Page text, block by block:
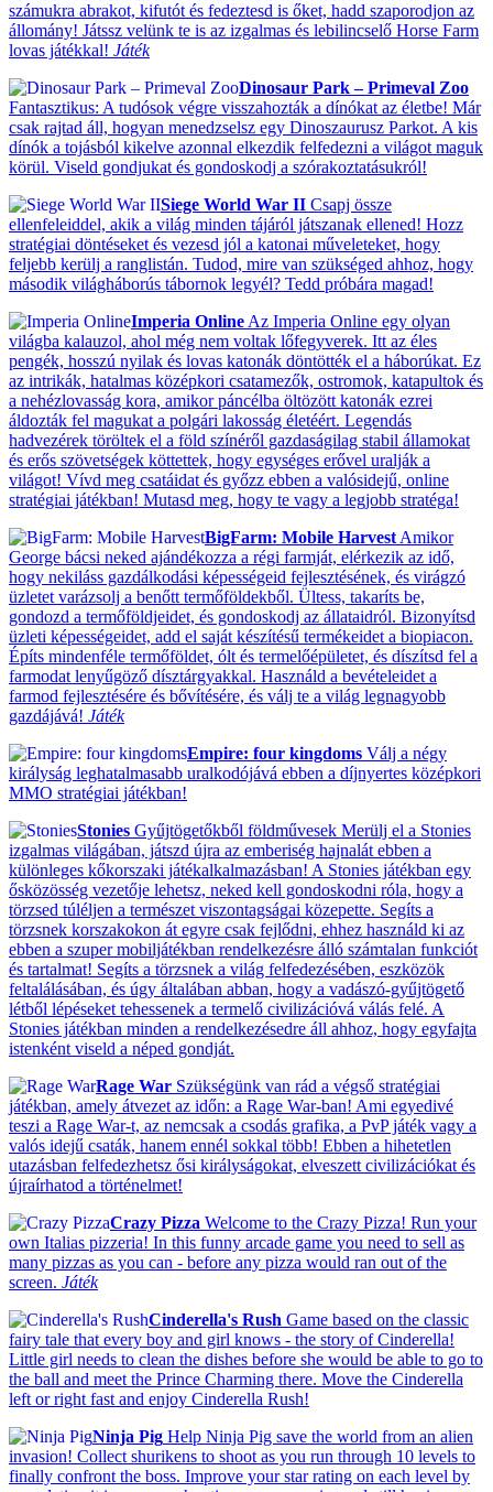
számukra abrakot, kifutót és fedeztesd is őket, hadd szaporodjon az
állomány! Játssz velünk te is az izgalmas és lebilincselő Horse Farm
lovas játékkal! Játék
Dinosaur Park – Primeval Zoo
Fantasztikus: A tudósok végre visszahozták a dínókat az életbe! Már
csak rajtad áll, hogyan menedzselsz egy Dinoszaurusz Parkot. A kis
dínók a tojásból kikelve azonnal elkezdik felfedezni a világot maguk
körül. Viseld gondjukat és gondoskodj a szórakoztatásukról!
Siege World War II Csapj össze
ellenfeleiddel, akik a világ minden tájáról játszanak ellened! Hozz
stratégiai döntéseket és vezesd jól a katonai műveleteket, hogy
feljebb kerülj a ranglistán. Tudod, mire van szükséged ahhoz, hogy
második világháborús tábornok legyél? Tedd próbára magad!
Imperia Online Az Imperia Online egy olyan
világba kalauzol, ahol még nem voltak lőfegyverek. Itt az éles
pengék, hosszú nyilak és lovas katonák döntötték el a háborúkat. Ez
az intrikák, hatalmas középkori csatamezők, ostromok, katapultok és
a nehézlovasság kora, amikor páncélba öltözött katonák ezrei
áldozták fel magukat a polgári lakosság életéért. Legendás
hadvezérek töröltek el a föld színéről gazdaságilag stabil államokat
és erős szövetségek köttettek, hogy egységes erővel uralják a
világot! Vívd meg csatáidat és győzz ebben a valósidejű, online
stratégiai játékban! Mutasd meg, hogy te vagy a legjobb stratéga!
BigFarm: Mobile Harvest Amikor
George bácsi neked ajándékozza a régi farmját, elérkezik az idő,
hogy nekiláss gazdálkodási képességeid fejlesztésének, és virágzó
üzletet varázsolj a benőtt termőföldekből. Ültess, takaríts be,
gondozd a termőföldjeidet, és gondoskodj az állataidról. Bizonyítsd
üzleti képességeidet, add el saját készítésű termékeidet a biopiacon.
Építs mindenféle termőföldet, ólt és termelőépületet, és díszítsd fel a
farmodat lenyűgöző dísztárgyakkal. Használd a bevételeidet a
farmod fejlesztésére és bővítésére, és válj te a világ legnagyobb
gazdájává! Játék
Empire: four kingdoms Válj a négy
királyság leghatalmasabb uralkodójává ebben a díjnyertes középkori
MMO stratégiai játékban!
Stonies Gyűjtögetőkből földművesek Merülj el a Stonies
izgalmas világában, játszd újra az emberiség hajnalát ebben a
különleges kőkorszaki játékalkalmazásban! A Stonies játékban egy
ősközösség vezetője lehetsz, neked kell gondoskodni róla, hogy a
törzsed túléljen a természet viszontagságai közepette. Segíts a
törzsnek korszakokon át egyre csak fejlődni, ehhez használd ki az
ebben a szuper mobiljátékban rendelkezésre álló számtalan funkciót
és tartalmat! Segíts a törzsnek a világ felfedezésében, eszközök
feltalálásában, és úgy általában abban, hogy a vadászó-gyűjtögető
létből lépéseket tehessenek a termelő civilizációvá válás felé. A
Stonies játékban minden a rendelkezésedre áll ahhoz, hogy egyfajta
istenként viseld a néped gondját.
Rage War Szükségünk van rád a végső stratégiai
játékban, amely átvezet az időn: a Rage War-ban! Ami egyedivé
teszi a Rage War-t, az nemcsak a csodás grafika, a PvP játék vagy a
valós idejű csaták, hanem ennél sokkal több! Ebben a hihetetlen
utazásban felfedezhetsz ősi királyságokat, elveszett civilizációkat és
újraírhatod a történelmet!
Crazy Pizza Welcome to the Crazy Pizza! Run your
own Italias pizzeria! In this funny arcade game you need to sell as
many pizzas as you can - before any pizza would ran out of the
screen. Játék
Cinderella's Rush Game based on the classic
fairy tale that every boy and girl knows - the story of Cinderella!
Little girl needs to clean the dishes before she would be able to go to
the ball and meet the Prince Charming there. Move the Cinderella
left or right fast and enjoy Cinderella Rush!
Ninja Pig Help Ninja Pig save the world from an alien
invasion! Collect shurikens to shoot as you run through 10 levels to
finally confront the boss. Improve your star rating on each level by